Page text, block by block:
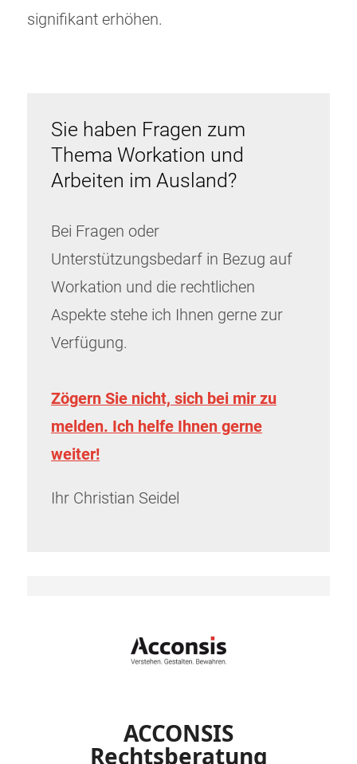
signifikant erhöhen.
Sie haben Fragen zum
Thema Workation und
Arbeiten im Ausland?
Bei Fragen oder
Unterstützungsbedarf in Bezug auf
Workation und die rechtlichen
Aspekte stehe ich Ihnen gerne zur
Verfügung.
Zögern Sie nicht, sich bei mir zu
melden. Ich helfe Ihnen gerne
weiter!
Ihr Christian Seidel